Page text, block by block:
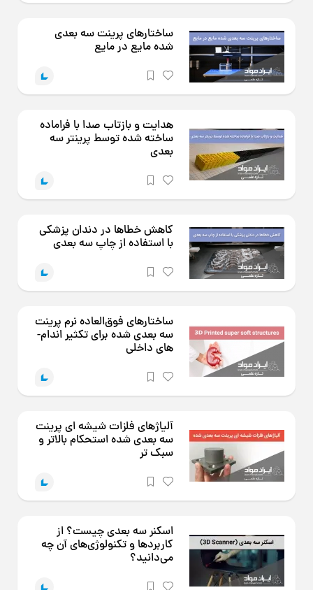
ساختارهای پرینت سه بعدی
شده مایع در مایع
هدایت و بازتاب صدا با فراماده
ساخته شده توسط پرینتر سه
بعدی
کاهش خطاها در دندان پزشکی
با استفاده از چاپ سه بعدی
ساختارهای فوق‌­العاده نرم پرینت
سه بعدی شده برای تکثیر اندام‌­
های داخلی
آلیاژهای فلزات شیشه ای پرینت
سه بعدی شده استحکام بالاتر و
سبک تر
اسکنر سه بعدی چیست؟ از
کاربردها و تکنولوژی‌های آن چه
می‌دانید؟